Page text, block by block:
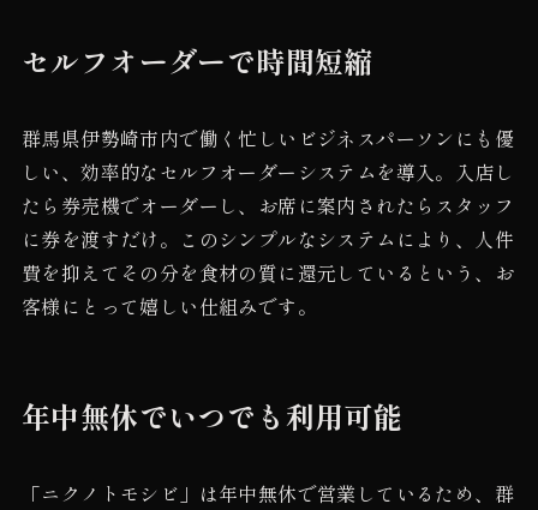
セルフオーダーで時間短縮
群馬県伊勢崎市内で働く忙しいビジネスパーソンにも優
しい、効率的なセルフオーダーシステムを導入。入店し
たら券売機でオーダーし、お席に案内されたらスタッフ
に券を渡すだけ。このシンプルなシステムにより、人件
費を抑えてその分を食材の質に還元しているという、お
客様にとって嬉しい仕組みです。
年中無休でいつでも利用可能
「ニクノトモシビ」は年中無休で営業しているため、群